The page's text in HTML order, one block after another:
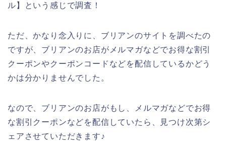
ル】という感じで調査！
ただ、かなり念入りに、ブリアンのサイトを調べたの
ですが、ブリアンのお店がメルマガなどでお得な割引
クーポンやクーポンコードなどを配信しているかどう
かは分かりませんでした。
なので、ブリアンのお店がもし、メルマガなどでお得
な割引クーポンなどを配信していたら、見つけ次第シ
ェアさせていただきます♪